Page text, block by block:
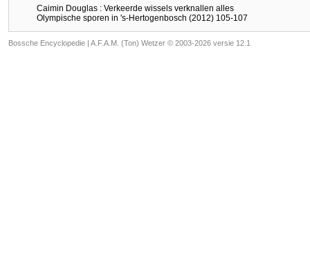
Caimin Douglas : Verkeerde wissels verknallen alles
Olympische sporen in 's-Hertogenbosch (2012) 105-107
Bossche Encyclopedie | A.F.A.M. (Ton) Wetzer © 2003-2026 versie 12.1